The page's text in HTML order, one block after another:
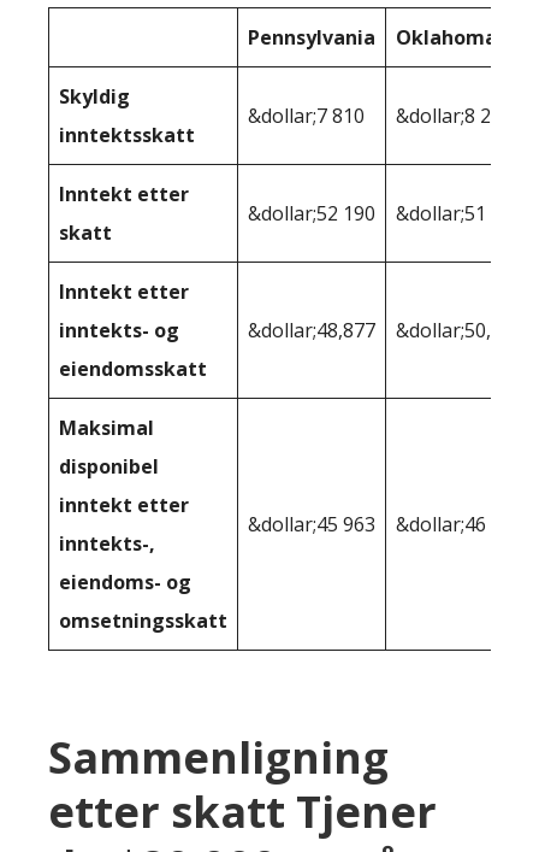
Pennsylvania Oklahoma
Skyldig
inntektsskatt
&dollar;7 810 &dollar;8 280
Inntekt etter
skatt
&dollar;52 190 &dollar;51 720
Inntekt etter
inntekts- og
eiendomsskatt
&dollar;48,877 &dollar;50,198
Maksimal
disponibel
inntekt etter
inntekts-,
eiendoms- og
omsetningsskatt
&dollar;45 963 &dollar;46 066
Sammenligning
etter skatt Tjener